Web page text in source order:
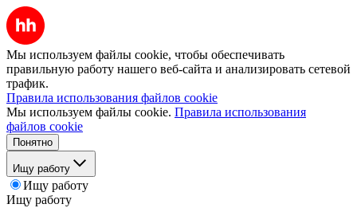
Мы используем файлы cookie, чтобы обеспечивать
правильную работу нашего веб-сайта и анализировать сетевой
трафик.
Правила использования файлов cookie
Мы используем файлы cookie. Правила использования
файлов cookie
Понятно
Ищу работу
Ищу работу
Ищу работу